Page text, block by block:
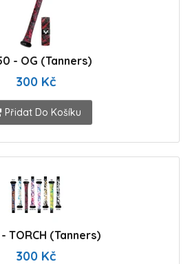
- OG (Tanners)
300 Kč
Přidat Do Košíku
TORCH (Tanners)
300 Kč